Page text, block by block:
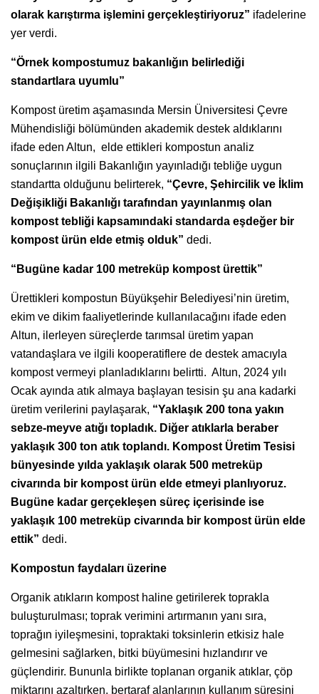
olarak karıştırma işlemini gerçekleştiriyoruz” ifadelerine
yer verdi.
“Örnek kompostumuz bakanlığın belirlediği
standartlara uyumlu”
Kompost üretim aşamasında Mersin Üniversitesi Çevre
Mühendisliği bölümünden akademik destek aldıklarını
ifade eden Altun, elde ettikleri kompostun analiz
sonuçlarının ilgili Bakanlığın yayınladığı tebliğe uygun
standartta olduğunu belirterek, “Çevre, Şehircilik ve İklim
Değişikliği Bakanlığı tarafından yayınlanmış olan
kompost tebliği kapsamındaki standarda eşdeğer bir
kompost ürün elde etmiş olduk” dedi.
“Bugüne kadar 100 metreküp kompost ürettik”
Ürettikleri kompostun Büyükşehir Belediyesi’nin üretim,
ekim ve dikim faaliyetlerinde kullanılacağını ifade eden
Altun, ilerleyen süreçlerde tarımsal üretim yapan
vatandaşlara ve ilgili kooperatiflere de destek amacıyla
kompost vermeyi planladıklarını belirtti. Altun, 2024 yılı
Ocak ayında atık almaya başlayan tesisin şu ana kadarki
üretim verilerini paylaşarak, “Yaklaşık 200 tona yakın
sebze-meyve atığı topladık. Diğer atıklarla beraber
yaklaşık 300 ton atık toplandı. Kompost Üretim Tesisi
bünyesinde yılda yaklaşık olarak 500 metreküp
civarında bir kompost ürün elde etmeyi planlıyoruz.
Bugüne kadar gerçekleşen süreç içerisinde ise
yaklaşık 100 metreküp civarında bir kompost ürün elde
ettik” dedi.
Kompostun faydaları üzerine
Organik atıkların kompost haline getirilerek toprakla
buluşturulması; toprak verimini artırmanın yanı sıra,
toprağın iyileşmesini, topraktaki toksinlerin etkisiz hale
gelmesini sağlarken, bitki büyümesini hızlandırır ve
güçlendirir. Bununla birlikte toplanan organik atıklar, çöp
miktarını azaltırken, bertaraf alanlarının kullanım süresini